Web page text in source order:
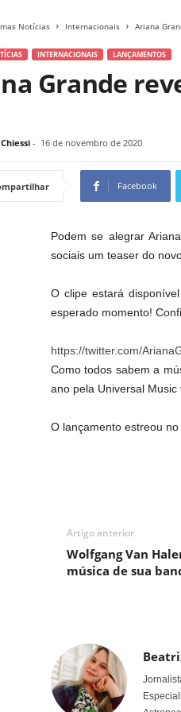
Notícias Internacionais Ariana
INTERNACIONAIS LANÇAMENTOS
Grande
- 16 de novembro de 2020
Facebook
Podem se alegrar
sociais um teaser do
O clipe estará
esperado momento!
https://twitter.com/
Como todos sabem a
ano pela Universal Music
O lançamento estreou
Artigo anterior
Wolfgang Van
música de sua